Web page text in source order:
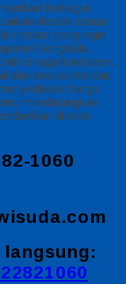
berbagai
desain sesuai
institusi yang ingin
Bengkalis,
tenaga kompeten.
dan sesuai standar.
harga
mendatangkan
diskon
1060